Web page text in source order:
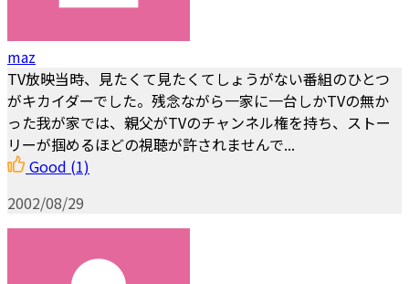
maz
TV放映当時、見たくて見たくてしょうがない番組のひとつ
がキカイダーでした。残念ながら一家に一台しかTVの無か
った我が家では、親父がTVのチャンネル権を持ち、ストー
リーが掴めるほどの視聴が許されませんで...
Good (1)
2002/08/29